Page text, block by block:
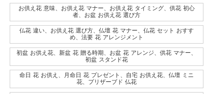
お供え花 意味、お供え花 マナー、お供え花 タイミング、供花 初心
者、お盆 お供え花 選び方
仏花 違い、お供え花 選び方、仏壇 花 マナー、仏花 セット おすす
め、法要 花 アレンジメント
初盆 お供え花、新盆 花 贈る時期、お盆 花 アレンジ、供花 マナー、
初盆 スタンド花
命日 花 お供え、月命日 花 プレゼント、自宅 お供え花、仏壇 ミニ
花、プリザーブド 仏花